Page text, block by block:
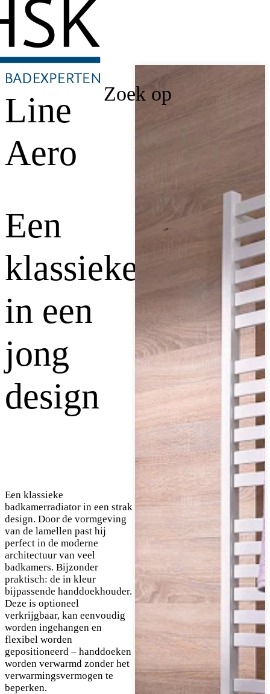
Zoek op
Line
Aero
Een
klassieker
in een
jong
design
Een klassieke
badkamerradiator in een strak
design. Door de vormgeving
van de lamellen past hij
perfect in de moderne
architectuur van veel
badkamers. Bijzonder
praktisch: de in kleur
bijpassende handdoekhouder.
Deze is optioneel
verkrijgbaar, kan eenvoudig
worden ingehangen en
flexibel worden
gepositioneerd – handdoeken
worden verwarmd zonder het
verwarmingsvermogen te
beperken.